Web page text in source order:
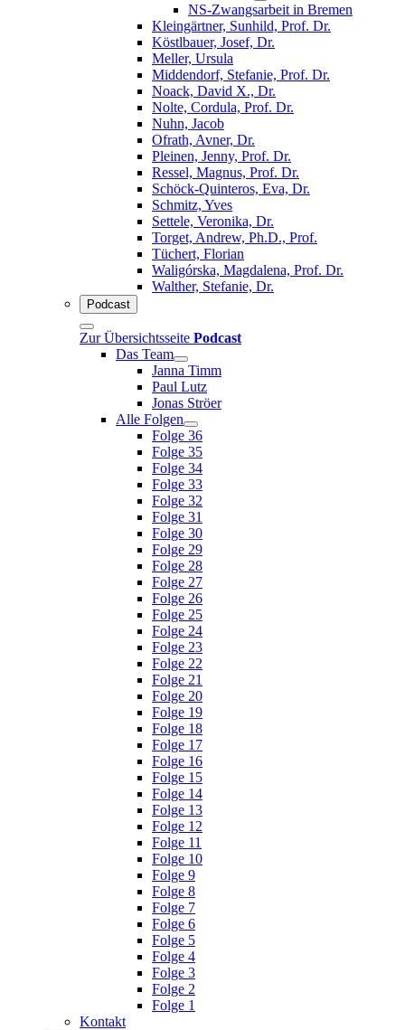
NS-Zwangsarbeit in Bremen
Kleingärtner, Sunhild, Prof. Dr.
Köstlbauer, Josef, Dr.
Meller, Ursula
Middendorf, Stefanie, Prof. Dr.
Noack, David X., Dr.
Nolte, Cordula, Prof. Dr.
Nuhn, Jacob
Ofrath, Avner, Dr.
Pleinen, Jenny, Prof. Dr.
Ressel, Magnus, Prof. Dr.
Schöck-Quinteros, Eva, Dr.
Schmitz, Yves
Settele, Veronika, Dr.
Torget, Andrew, Ph.D., Prof.
Tüchert, Florian
Waligórska, Magdalena, Prof. Dr.
Walther, Stefanie, Dr.
Podcast
Zur Übersichtsseite Podcast
Das Team
Janna Timm
Paul Lutz
Jonas Ströer
Alle Folgen
Folge 36
Folge 35
Folge 34
Folge 33
Folge 32
Folge 31
Folge 30
Folge 29
Folge 28
Folge 27
Folge 26
Folge 25
Folge 24
Folge 23
Folge 22
Folge 21
Folge 20
Folge 19
Folge 18
Folge 17
Folge 16
Folge 15
Folge 14
Folge 13
Folge 12
Folge 11
Folge 10
Folge 9
Folge 8
Folge 7
Folge 6
Folge 5
Folge 4
Folge 3
Folge 2
Folge 1
Kontakt